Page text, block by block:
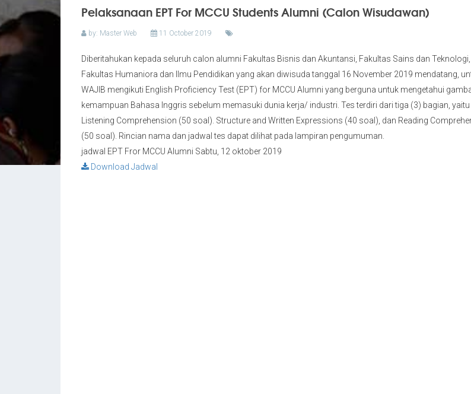
Pelaksanaan EPT For MCCU Students Alumni (Calon Wisudawan)
by: Master Web 11 October 2019
Diberitahukan kepada seluruh calon alumni Fakultas Bisnis dan Akuntansi, Fakultas Sains dan Teknologi,
Fakultas Humaniora dan Ilmu Pendidikan yang akan diwisuda tanggal 16 November 2019 mendatang,
WAJIB mengikuti English Proficiency Test (EPT) for MCCU Alumni yang berguna untuk mengetahui
kemampuan Bahasa Inggris sebelum memasuki dunia kerja/ industri. Tes terdiri dari tiga (3) bagian, yaitu
Listening Comprehension (50 soal). Structure and Written Expressions (40 soal), dan Reading
(50 soal). Rincian nama dan jadwal tes dapat dilihat pada lampiran pengumuman.
jadwal EPT Fror MCCU Alumni Sabtu, 12 oktober 2019
Download Jadwal